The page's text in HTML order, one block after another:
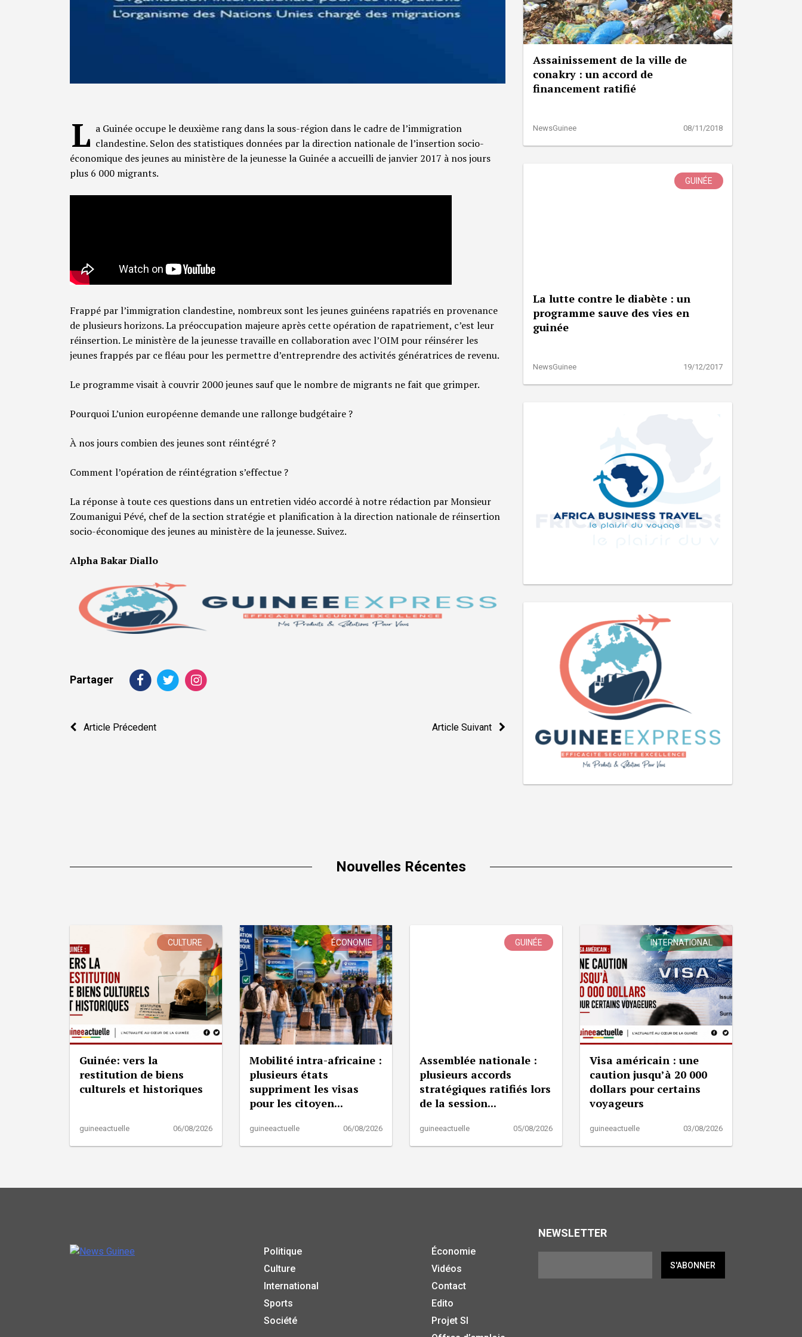
L a Guinée occupe le deuxième rang dans la sous-région dans le cadre de l’immigration
clandestine. Selon des statistiques données par la direction nationale de l’insertion socio-
économique des jeunes au ministère de la jeunesse la Guinée a accueilli de janvier 2017 à nos jours
plus 6 000 migrants.
Frappé par l’immigration clandestine, nombreux sont les jeunes guinéens rapatriés en provenance
de plusieurs horizons. La préoccupation majeure après cette opération de rapatriement, c’est leur
réinsertion. Le ministère de la jeunesse travaille en collaboration avec l’OIM pour réinsérer les
jeunes frappés par ce fléau pour les permettre d’entreprendre des activités génératrices de revenu.
Le programme visait à couvrir 2000 jeunes sauf que le nombre de migrants ne fait que grimper.
Pourquoi L’union européenne demande une rallonge budgétaire ?
À nos jours combien des jeunes sont réintégré ?
Comment l’opération de réintégration s’effectue ?
La réponse à toute ces questions dans un entretien vidéo accordé à notre rédaction par Monsieur
Zoumanigui Pévé, chef de la section stratégie et planification à la direction nationale de réinsertion
socio-économique des jeunes au ministère de la jeunesse. Suivez.
Alpha Bakar Diallo
Partager
Navigation
Article Précedent Article Suivant
Assainissement de la ville de
conakry : un accord de
financement ratifié
NewsGuinee 08/11/2018
GUINÉE
La lutte contre le diabète : un
programme sauve des vies en
guinée
NewsGuinee 19/12/2017
Nouvelles Récentes
CULTURE
Guinée: vers la
restitution de biens
culturels et historiques
guineeactuelle 06/08/2026
ÉCONOMIE
Mobilité intra-africaine :
plusieurs états
suppriment les visas
pour les citoyen...
guineeactuelle 06/08/2026
GUINÉE
Assemblée nationale :
plusieurs accords
stratégiques ratifiés lors
de la session...
guineeactuelle 05/08/2026
INTERNATIONAL
Visa américain : une
caution jusqu’à 20 000
dollars pour certains
voyageurs
guineeactuelle 03/08/2026
Politique
Culture
International
Sports
Société
Économie
Vidéos
Contact
Edito
Projet SI
NEWSLETTER
S'ABONNER